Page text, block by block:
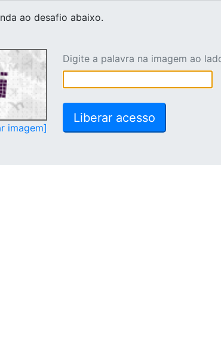
ao desafio abaixo.
imagem]
Digite a palavra na imagem ao